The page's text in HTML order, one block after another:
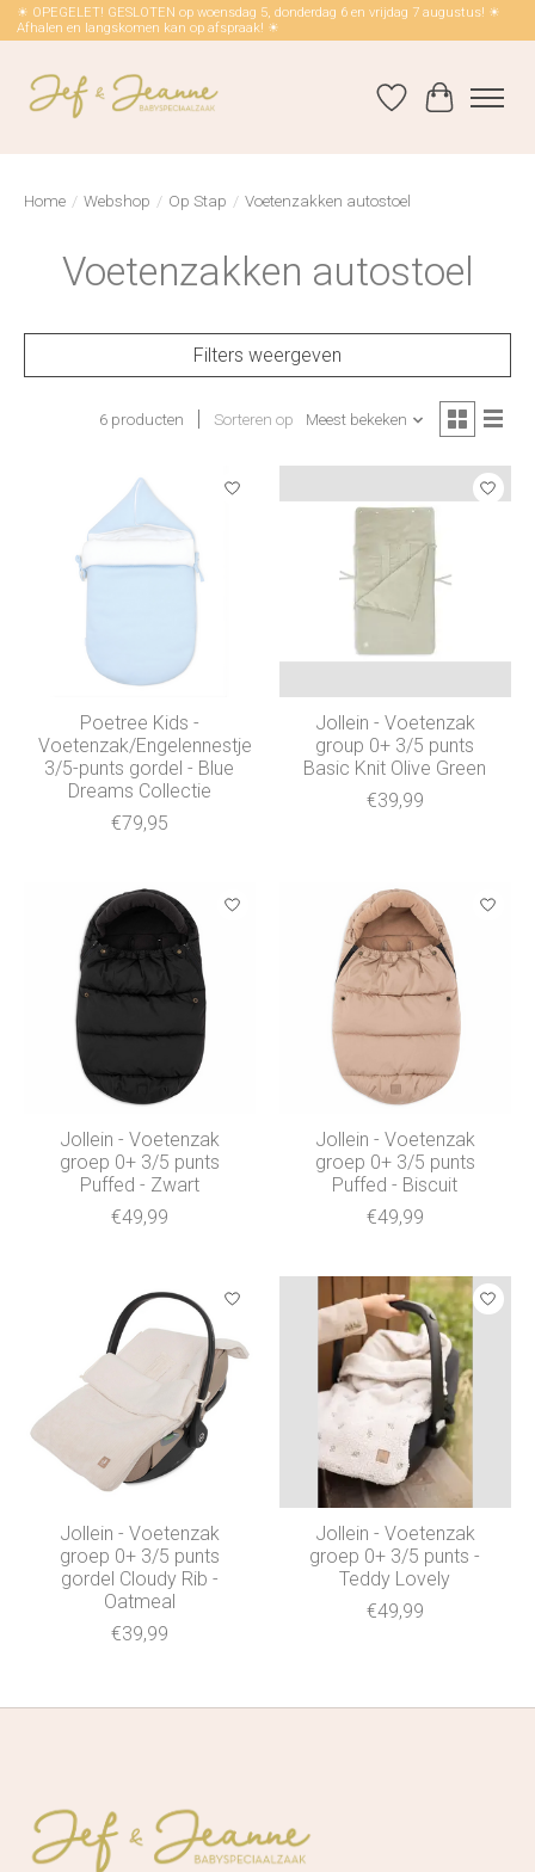
☀ OPEGELET! GESLOTEN op woensdag 5, donderdag 6 en vrijdag 7 augustus! ☀
Afhalen en langskomen kan op afspraak! ☀
Verlanglijst
Home / Webshop / Op Stap / Voetenzakken autostoel
Voetenzakken autostoel
Filters weergeven
6 producten Sorteren op Meest bekeken
Poetree Kids -
Voetenzak/Engelennestje
3/5-punts gordel - Blue
Dreams Collectie
€79,95
Jollein - Voetenzak
group 0+ 3/5 punts
Basic Knit Olive Green
€39,99
Jollein - Voetenzak
groep 0+ 3/5 punts
Puffed - Zwart
€49,99
Jollein - Voetenzak
groep 0+ 3/5 punts
Puffed - Biscuit
€49,99
Jollein - Voetenzak
groep 0+ 3/5 punts
gordel Cloudy Rib -
Oatmeal
€39,99
Jollein - Voetenzak
groep 0+ 3/5 punts -
Teddy Lovely
€49,99